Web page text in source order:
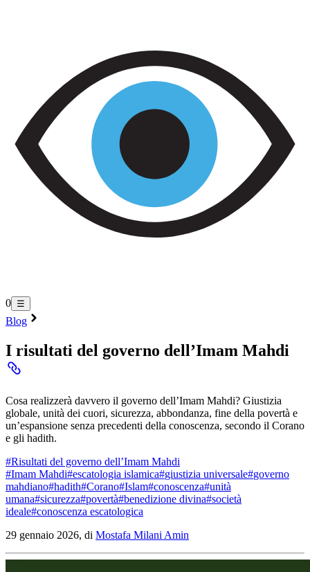
0 ☰
Blog
I risultati del governo dell’Imam Mahdi
Cosa realizzerà davvero il governo dell’Imam Mahdi? Giustizia
globale, unità dei cuori, sicurezza, abbondanza, fine della povertà e
un’espansione senza precedenti della conoscenza, secondo il Corano
e gli hadith.
#Risultati del governo dell’Imam Mahdi
#Imam Mahdi#escatologia islamica#giustizia universale#governo
mahdiano#hadith#Corano#Islam#conoscenza#unità
umana#sicurezza#povertà#benedizione divina#società
ideale#conoscenza escatologica
29 gennaio 2026, di Mostafa Milani Amin